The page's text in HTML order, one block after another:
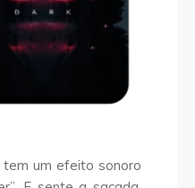
um efeito sonoro